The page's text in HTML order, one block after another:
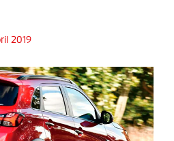
2019